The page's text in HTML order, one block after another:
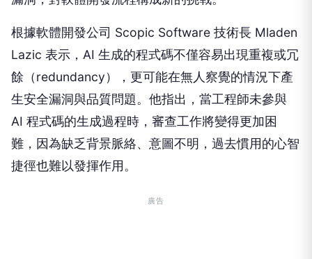
根據軟體開發公司 Scopic Software 技術長 Mladen
Lazic 表示，AI 生成的程式碼不僅容易出現重複或冗
餘（redundancy），更可能在無人察覺的情況下產
生安全漏洞與品質問題。他指出，當工程師未參與
AI 程式碼的生成過程時，審查工作將變得更加困
難，因為缺乏背景脈絡、意圖不明，過去慣用的心智
捷徑也難以發揮作用。
廣告